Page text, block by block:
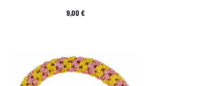
Prix
9,00 €